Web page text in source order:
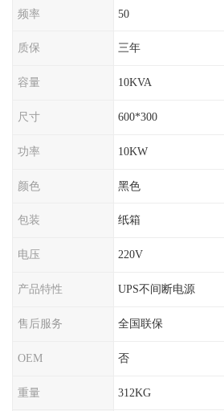
频率 50
质保 三年
容量 10KVA
尺寸 600*300
功率 10KW
颜色 黑色
包装 纸箱
电压 220V
产品特性 UPS不间断电源
售后服务 全国联保
OEM 否
重量 312KG